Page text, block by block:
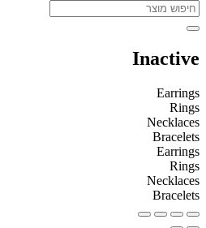
Inactive
Earrings
Rings
Necklaces
Bracelets
Earrings
Rings
Necklaces
Bracelets